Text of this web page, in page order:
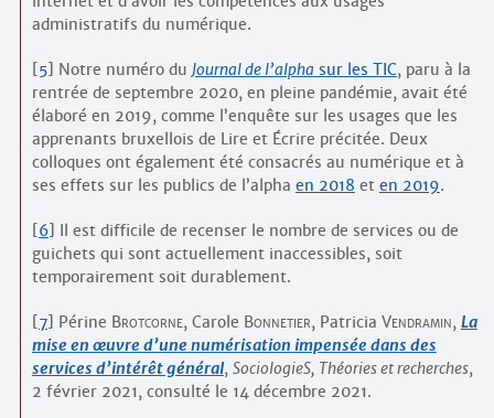
administratifs du numérique.
[5] Notre numéro du Journal de l’alphasur les TIC, paru à la
rentrée de septembre 2020, en pleine pandémie, avait été
élaboré en 2019, comme l’enquête sur les usages que les
apprenants bruxellois de Lire et Écrire précitée. Deux
colloques ont également été consacrés au numérique et à
ses effets sur les publics de l’alpha en 2018 et en 2019.
[6] Il est difficile de recenser le nombre de services ou de
guichets qui sont actuellement inaccessibles, soit
temporairement soit durablement.
[7] Périne Brotcorne, Carole Bonnetier, Patricia Vendramin, La
mise en œuvre d’une numérisation impensée dans des
services d’intérêt général, SociologieS, Théories et recherches,
2 février 2021, consulté le 14 décembre 2021.